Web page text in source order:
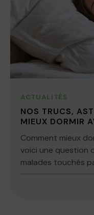
ACTUALITÉS
NOS TRUCS,
MIEUX DORMIR
Comment mieux
voici une question
malades touchés